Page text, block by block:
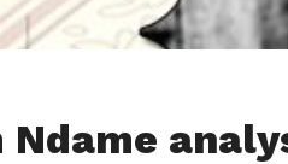
Ndame